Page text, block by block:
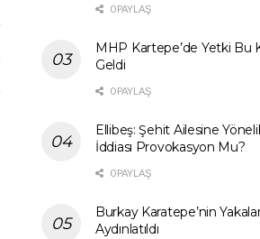
0 PAYLAŞ
MHP Kartepe’de Yetki Bu
Geldi
0 PAYLAŞ
Ellibeş: Şehit Ailesine
İddiası Provokasyon Mu?
0 PAYLAŞ
Burkay Karatepe’nin
Aydınlatıldı